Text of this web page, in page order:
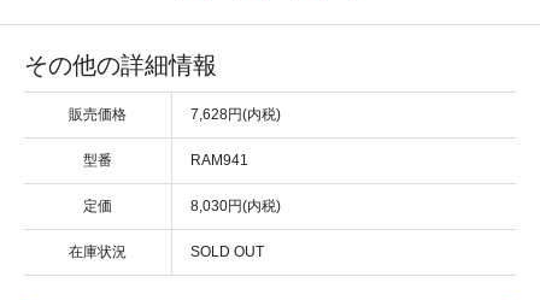
その他の詳細情報
販売価格 7,628円(内税)
型番 RAM941
定価 8,030円(内税)
在庫状況 SOLD OUT